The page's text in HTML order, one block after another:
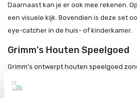
Daarnaast kan je er ook mee rekenen.
een visuele kijk. Bovendien is deze set
eye-catcher in de huis- of kinderkamer.
Grimm's Houten Speelgoed
Grimm's ontwerpt houten speelgoed
instructies, waardoor je kind vrij en
onderdelen prikkelen de verbeelding